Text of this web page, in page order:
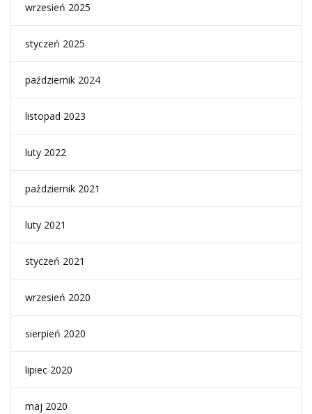
wrzesień 2025
styczeń 2025
październik 2024
listopad 2023
luty 2022
październik 2021
luty 2021
styczeń 2021
wrzesień 2020
sierpień 2020
lipiec 2020
maj 2020